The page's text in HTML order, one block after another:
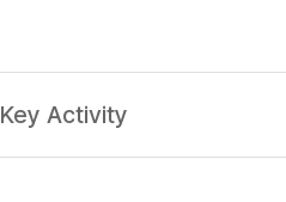
Key Activity